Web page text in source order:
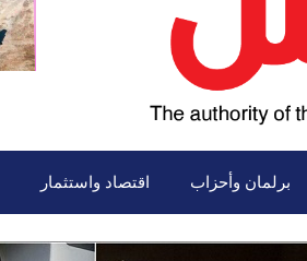
برلمان وأحزاب اقتصاد واستثمار